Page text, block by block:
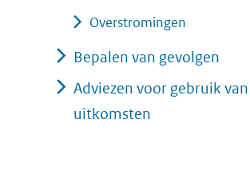
Overstromingen
Bepalen van gevolgen
Adviezen voor gebruik van
uitkomsten